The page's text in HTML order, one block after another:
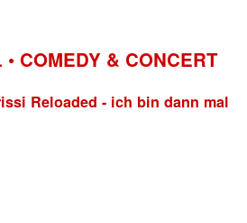
COMEDY & CONCERT
Reloaded - ich bin dann mal